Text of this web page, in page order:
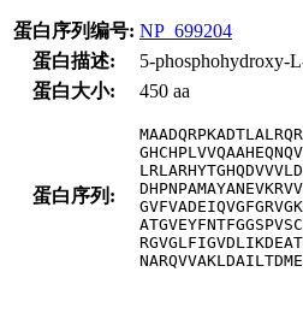
蛋白序列编号: NP_699204
蛋白描述:
5-phosphohydroxy-
蛋白大小:
450 aa
蛋白序列: